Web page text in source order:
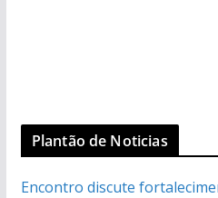
Plantão de Noticias
Encontro discute